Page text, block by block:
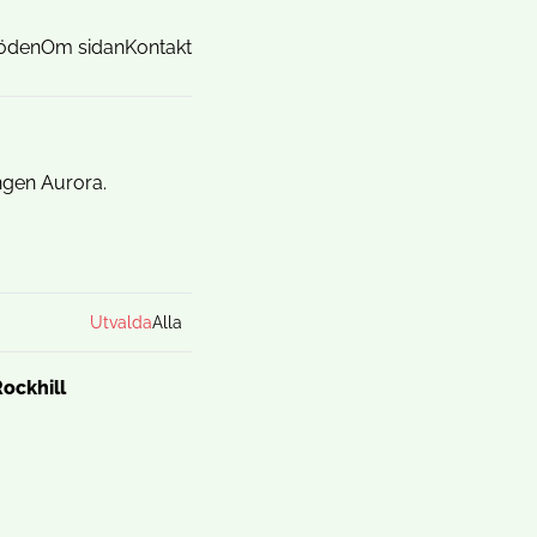
Om sidanKontakt
Aurora.
UtvaldaAlla